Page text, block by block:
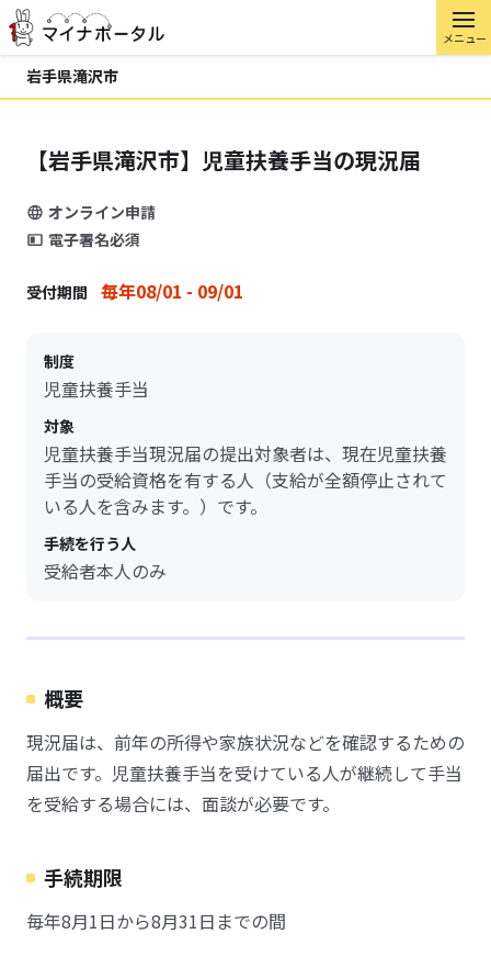
メニュー
岩手県滝沢市
【岩手県滝沢市】児童扶養手当の現況届
オンライン申請
電子署名必須
受付期間 毎年08/01 - 09/01
制度
児童扶養手当
対象
児童扶養手当現況届の提出対象者は、現在児童扶養
手当の受給資格を有する人（支給が全額停止されて
いる人を含みます。）です。
手続を行う人
受給者本人のみ
概要
現況届は、前年の所得や家族状況などを確認するための
届出です。児童扶養手当を受けている人が継続して手当
を受給する場合には、面談が必要です。
手続期限
毎年8月1日から8月31日までの間